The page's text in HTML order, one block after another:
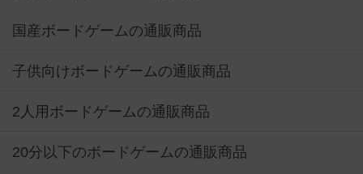
国産ボードゲームの通販商品
子供向けボードゲームの通販商品
2人用ボードゲームの通販商品
20分以下のボードゲームの通販商品